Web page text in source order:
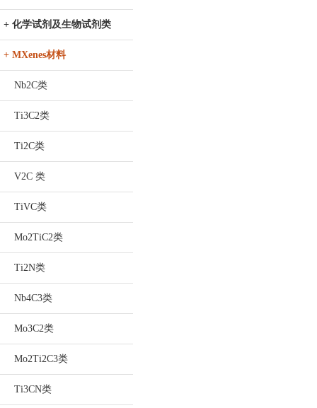
+ 化学试剂及生物试剂类
+ MXenes材料
Nb2C类
Ti3C2类
Ti2C类
V2C 类
TiVC类
Mo2TiC2类
Ti2N类
Nb4C3类
Mo3C2类
Mo2Ti2C3类
Ti3CN类